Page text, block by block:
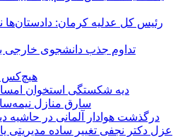
رئیس کل عدلیه کرمان: دادستان‌ها
تداوم جذب دانشجوی خارجی
هیچ‌کس
دیه شکستگی استخوان امسال به ۴۲۰ میلیون
۲ سارق منازل
درگذشت هوادار آلمانی در حاشیه
عزل دکتر نجفی تغییر ساده مدیریتی